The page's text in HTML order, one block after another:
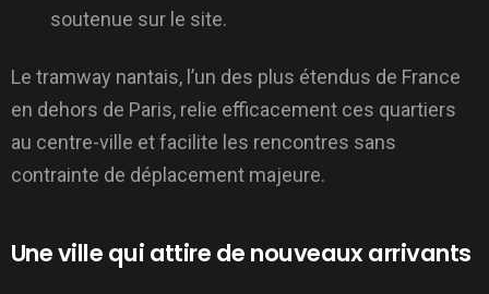
soutenue sur le site.
Le tramway nantais, l’un des plus étendus de France
en dehors de Paris, relie efficacement ces quartiers
au centre-ville et facilite les rencontres sans
contrainte de déplacement majeure.
Une ville qui attire de nouveaux arrivants